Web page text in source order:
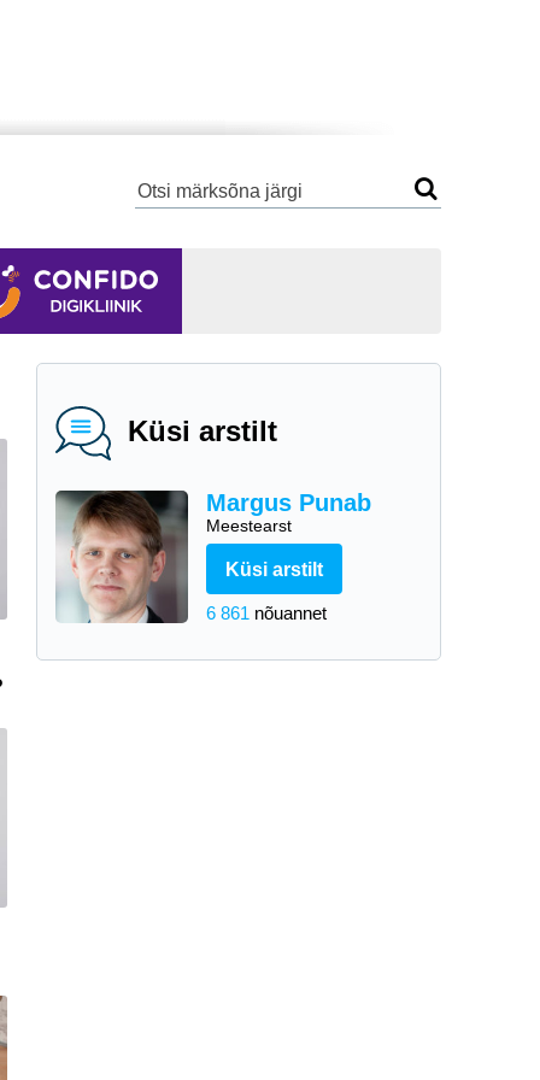
Küsi arstilt
Margus Punab
Meestearst
Küsi arstilt
6 861 nõuannet